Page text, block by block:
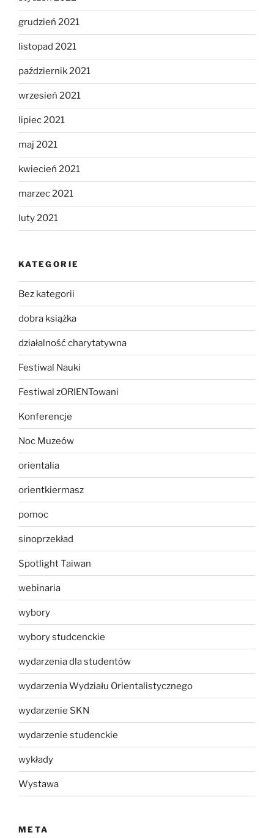
grudzień 2021
listopad 2021
październik 2021
wrzesień 2021
lipiec 2021
maj 2021
kwiecień 2021
marzec 2021
luty 2021
KATEGORIE
Bez kategorii
dobra książka
działalność charytatywna
Festiwal Nauki
Festiwal zORIENTowani
Konferencje
Noc Muzeów
orientalia
orientkiermasz
pomoc
sinoprzekład
Spotlight Taiwan
webinaria
wybory
wybory studcenckie
wydarzenia dla studentów
wydarzenia Wydziału Orientalistycznego
wydarzenie SKN
wydarzenie studenckie
wykłady
Wystawa
META